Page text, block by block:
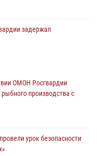
задержал
задержали
рядом с жилыми
обеспечили
- "Балтика"
ОМОН Росгвардии
производства с
урок безопасности